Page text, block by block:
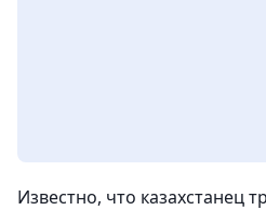
Известно, что казахстанец